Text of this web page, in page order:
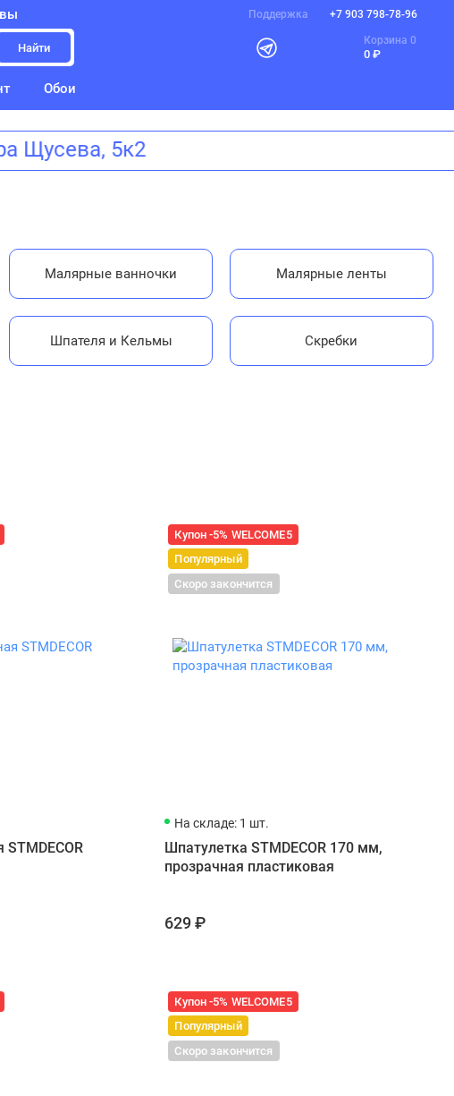
Поддержка +7 903 798-78-96
Найти
Корзина 0
0 ₽
Обои
Щусева, 5к2
Малярные ванночки Малярные ленты
Шпателя и Кельмы Скребки
Купон -5% WELCOME5
Популярный
Скоро закончится
На складе: 1 шт.
Шпатулетка STMDECOR 170 мм,
прозрачная пластиковая
629 ₽
Купон -5% WELCOME5
Популярный
Скоро закончится